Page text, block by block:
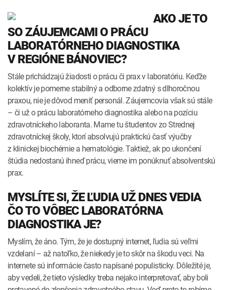
AKO JE TO
SO ZÁUJEMCAMI O PRÁCU
LABORATÓRNEHO DIAGNOSTIKA
V REGIÓNE BÁNOVIEC?
Stále prichádzajú žiadosti o prácu či prax v laboratóriu. Keďže
kolektív je pomerne stabilný a odborne zdatný s dlhoročnou
praxou, nie je dôvod meniť personál. Záujemcovia však sú stále
– či už o prácu laboratórneho diagnostika alebo na pozíciu
zdravotníckeho laboranta. Mame tu študentov zo Strednej
zdravotníckej školy, ktorí absolvujú praktickú časť výučby
z klinickej biochémie a hematológie. Taktiež, ak po ukončení
štúdia nedostanú ihneď prácu, vieme im ponúknuť absolventskú
prax.
MYSLÍTE SI, ŽE ĽUDIA UŽ DNES VEDIA
ČO TO VÔBEC LABORATÓRNA
DIAGNOSTIKA JE?
Myslím, že áno. Tým, že je dostupný internet, ľudia sú veľmi
vzdelaní – až natoľko, že niekedy je to skôr na škodu veci. Na
internete sú informácie často napísané populisticky. Dôležité je,
aby vedeli, že tieto výsledky treba nejako interpretovať, aby boli